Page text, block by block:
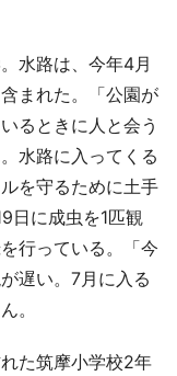
水路は、今年4月
まれた。「公園が
るときに人と会う
水路に入ってくる
を守るために土手
日に成虫を1匹観
行っている。「今
遅い。7月に入る
。
た筑摩小学校2年